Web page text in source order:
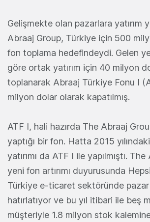
Gelişmekte olan pazarlara yatırım
Abraaj Group, Türkiye için 500
fon toplama hedefindeydi. Gelen
göre ortak yatırım için 40 milyon
toplanarak Abraaj Türkiye Fonu I
milyon dolar olarak kapatılmış.
ATF I, hali hazırda The Abraaj
yaptığı bir fon. Hatta 2015
yatırımı da ATF I ile yapılmıştı.
yeni fon artırımı duyurusunda
Türkiye e-ticaret sektöründe
hatırlatıyor ve bu yıl itibari ile beş
müşteriyle 1.8 milyon stok